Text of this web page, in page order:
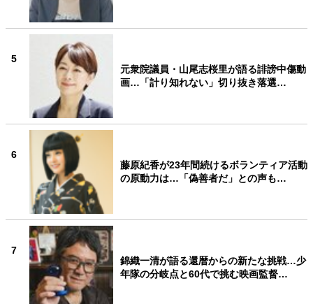
5
元衆院議員・山尾志桜里が語る誹謗中傷動
画…「計り知れない」切り抜き落選…
6
藤原紀香が23年間続けるボランティア活動
の原動力は…「偽善者だ」との声も…
7
錦織一清が語る還暦からの新たな挑戦…少
年隊の分岐点と60代で挑む映画監督…